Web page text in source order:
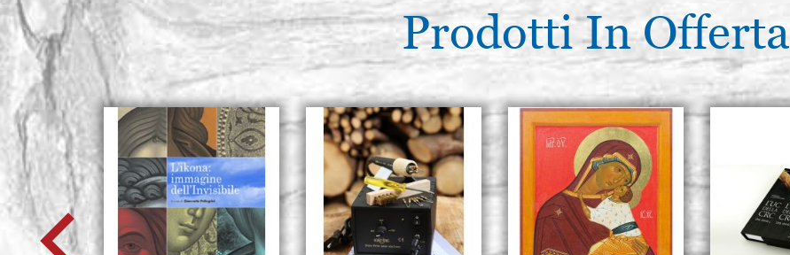
Prodotti In Offerta